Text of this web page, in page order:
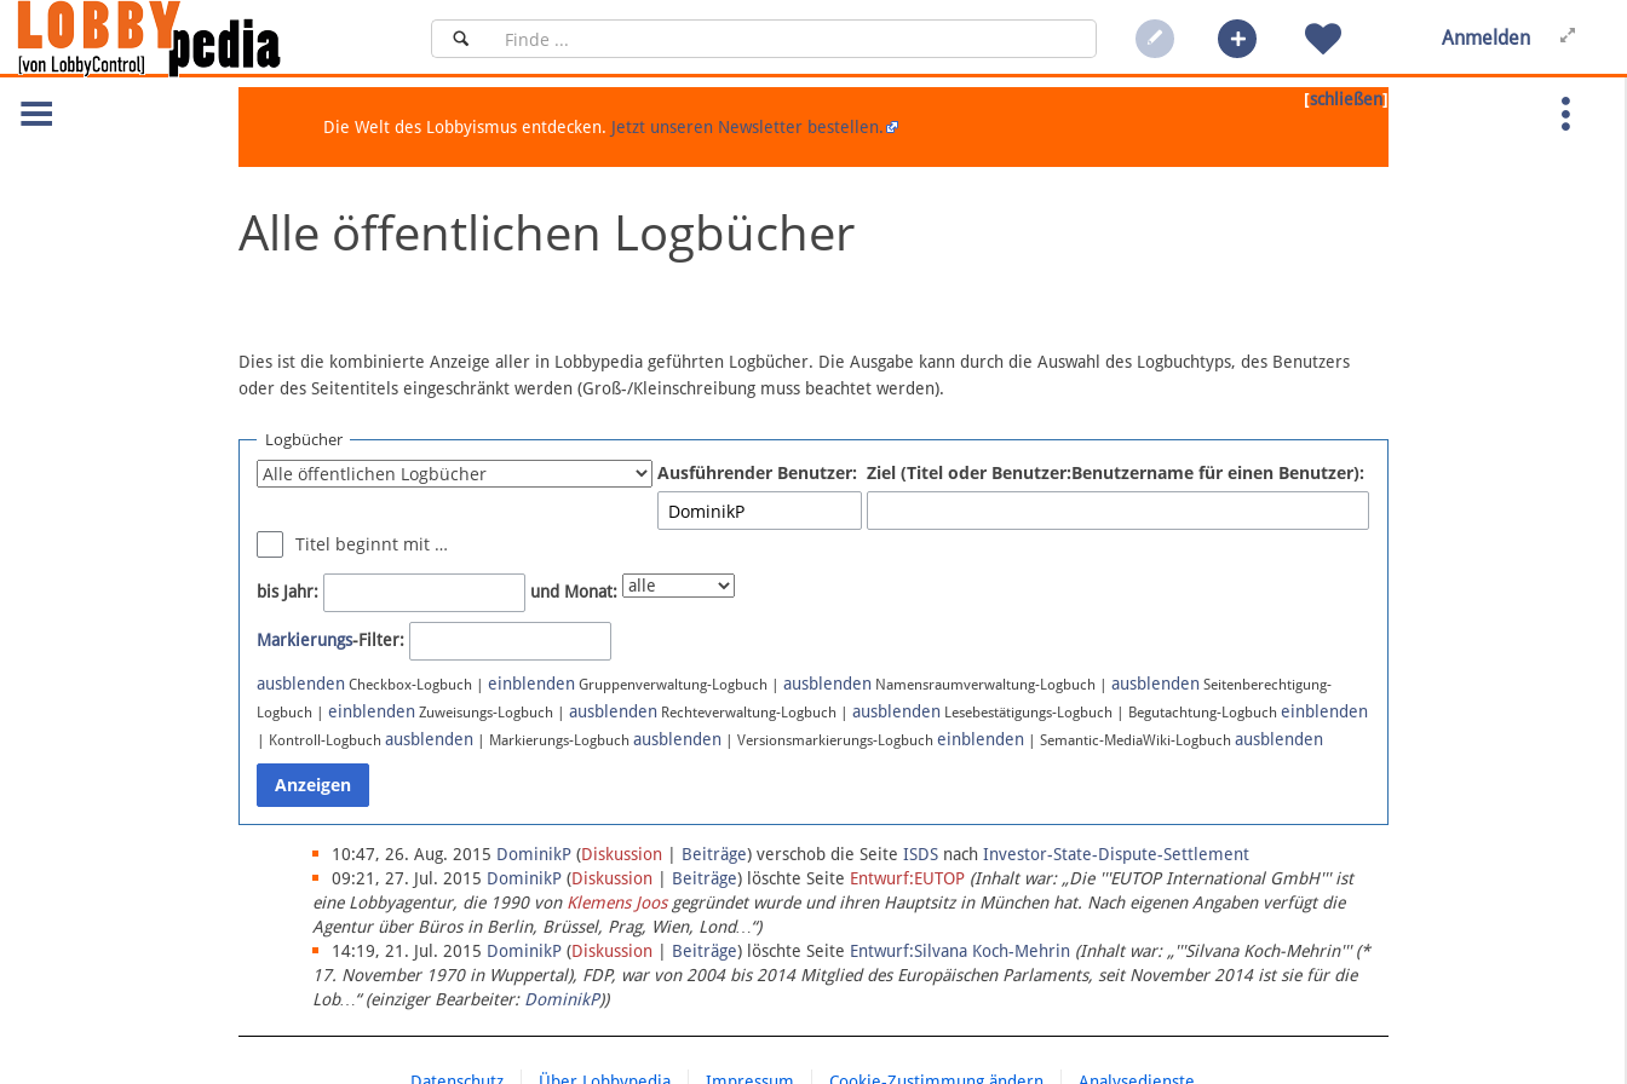
Anmelden
[schließen]
Die Welt des Lobbyismus entdecken. Jetzt unseren Newsletter bestellen.
Alle öffentlichen Logbücher
Dies ist die kombinierte Anzeige aller in Lobbypedia geführten Logbücher. Die Ausgabe kann durch die Auswahl des Logbuchtyps, des Benutzers
oder des Seitentitels eingeschränkt werden (Groß-/Kleinschreibung muss beachtet werden).
Logbücher
Ausführender Benutzer: Ziel (Titel oder Benutzer:Benutzername für einen Benutzer):
Titel beginnt mit …
bis Jahr: und Monat:
Markierungs-Filter:
ausblenden Checkbox-Logbuch | einblenden Gruppenverwaltung-Logbuch | ausblenden Namensraumverwaltung-Logbuch | ausblenden Seitenberechtigung-
Logbuch | einblenden Zuweisungs-Logbuch | ausblenden Rechteverwaltung-Logbuch | ausblenden Lesebestätigungs-Logbuch | Begutachtung-Logbuch einblenden
| Kontroll-Logbuch ausblenden | Markierungs-Logbuch ausblenden | Versionsmarkierungs-Logbuch einblenden | Semantic-MediaWiki-Logbuch ausblenden
10:47, 26. Aug. 2015 DominikP (Diskussion | Beiträge) verschob die Seite ISDS nach Investor-State-Dispute-Settlement
09:21, 27. Jul. 2015 DominikP (Diskussion | Beiträge) löschte Seite Entwurf:EUTOP (Inhalt war: „Die '''EUTOP International GmbH''' ist
eine Lobbyagentur, die 1990 von Klemens Joosgegründet wurde und ihren Hauptsitz in München hat. Nach eigenen Angaben verfügt die
Agentur über Büros in Berlin, Brüssel, Prag, Wien, Lond…“)
14:19, 21. Jul. 2015 DominikP (Diskussion | Beiträge) löschte Seite Entwurf:Silvana Koch-Mehrin (Inhalt war: „'''Silvana Koch-Mehrin''' (*
17. November 1970 in Wuppertal), FDP, war von 2004 bis 2014 Mitglied des Europäischen Parlaments, seit November 2014 ist sie für die
Lob…“ (einziger Bearbeiter: DominikP))